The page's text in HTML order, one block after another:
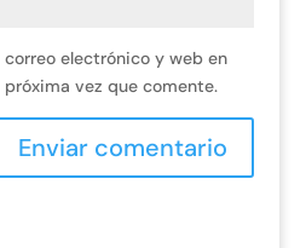
electrónico y web en
vez que comente.
Enviar comentario